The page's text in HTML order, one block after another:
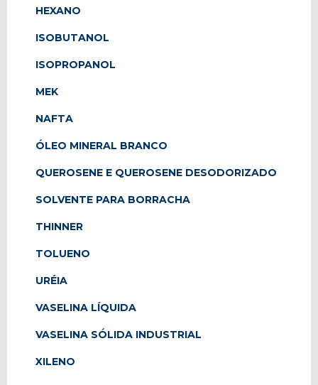
HEXANO
ISOBUTANOL
ISOPROPANOL
MEK
NAFTA
ÓLEO MINERAL BRANCO
QUEROSENE E QUEROSENE DESODORIZADO
SOLVENTE PARA BORRACHA
THINNER
TOLUENO
URÉIA
VASELINA LÍQUIDA
VASELINA SÓLIDA INDUSTRIAL
XILENO